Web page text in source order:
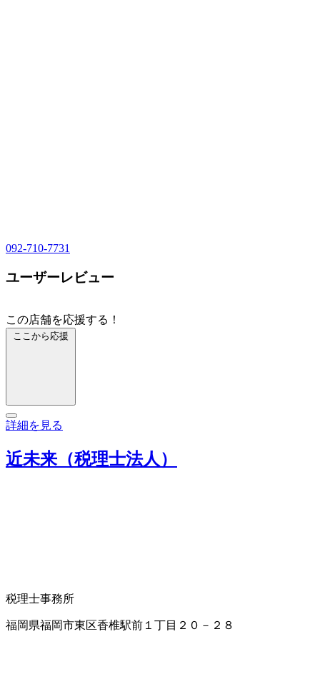
092-710-7731
ユーザーレビュー
この店舗を応援する！
ここから応援
詳細を見る
近未来（税理士法人）
税理士事務所
福岡県福岡市東区香椎駅前１丁目２０－２８